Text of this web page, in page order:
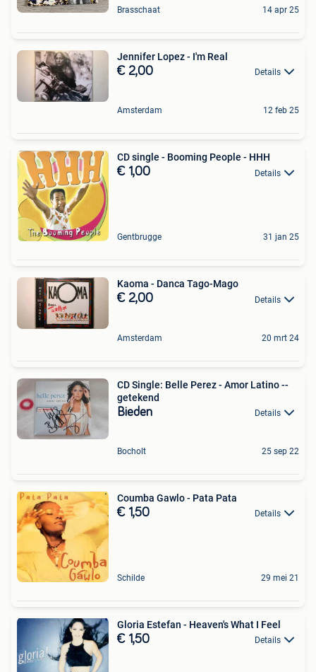
Brasschaat 14 apr 25
Jennifer Lopez - I'm Real
€ 2,00 Details
Amsterdam 12 feb 25
CD single - Booming People - HHH
€ 1,00 Details
Gentbrugge 31 jan 25
Kaoma - Danca Tago-Mago
€ 2,00 Details
Amsterdam 20 mrt 24
CD Single: Belle Perez - Amor Latino --
getekend
Bieden Details
Bocholt 25 sep 22
Coumba Gawlo - Pata Pata
€ 1,50 Details
Schilde 29 mei 21
Gloria Estefan - Heaven's What I Feel
€ 1,50 Details